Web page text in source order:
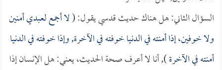
السؤال الثاني: هل هناك حديث قدسي يقول: (لا أجمع لعبدي أمنين
ولا خوفين، إذا أمنته في الدنيا خوفته في الآخرة, وإذا خوفته في الدنيا
أمنته في الآخرة), أنا لا أعرف صحة الحديث، يعني: هل الإنسان إذا